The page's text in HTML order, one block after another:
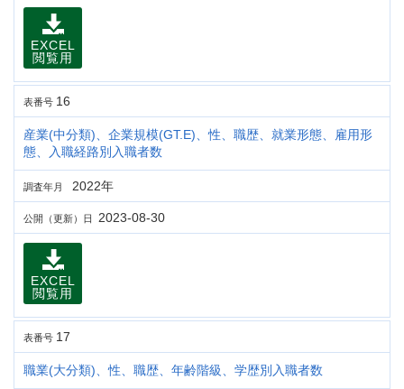
EXCEL
閲覧用
表番号 16
産業(中分類)、企業規模(GT.E)、性、職歴、就業形態、雇用形
態、入職経路別入職者数
調査年月 2022年
公開（更新）日 2023-08-30
EXCEL
閲覧用
表番号 17
職業(大分類)、性、職歴、年齢階級、学歴別入職者数